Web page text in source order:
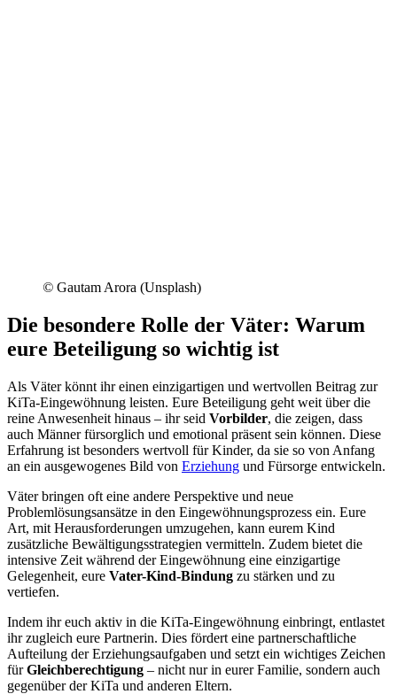
© Gautam Arora (Unsplash)
Die besondere Rolle der Väter: Warum
eure Beteiligung so wichtig ist
Als Väter könnt ihr einen einzigartigen und wertvollen Beitrag zur
KiTa-Eingewöhnung leisten. Eure Beteiligung geht weit über die
reine Anwesenheit hinaus – ihr seid Vorbilder, die zeigen, dass
auch Männer fürsorglich und emotional präsent sein können. Diese
Erfahrung ist besonders wertvoll für Kinder, da sie so von Anfang
an ein ausgewogenes Bild von Erziehung und Fürsorge entwickeln.
Väter bringen oft eine andere Perspektive und neue
Problemlösungsansätze in den Eingewöhnungsprozess ein. Eure
Art, mit Herausforderungen umzugehen, kann eurem Kind
zusätzliche Bewältigungsstrategien vermitteln. Zudem bietet die
intensive Zeit während der Eingewöhnung eine einzigartige
Gelegenheit, eure Vater-Kind-Bindung zu stärken und zu
vertiefen.
Indem ihr euch aktiv in die KiTa-Eingewöhnung einbringt, entlastet
ihr zugleich eure Partnerin. Dies fördert eine partnerschaftliche
Aufteilung der Erziehungsaufgaben und setzt ein wichtiges Zeichen
fürGleichberechtigung – nicht nur in eurer Familie, sondern auch
gegenüber der KiTa und anderen Eltern.